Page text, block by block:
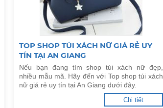
TOP SHOP TÚI XÁCH NỮ GIÁ RẺ UY
TÍN TẠI AN GIANG
Nếu bạn đang tìm shop túi xách nữ đẹp,
nhiều mẫu mã. Hãy đến với Top shop túi xách
nữ giá rẻ uy tín tại An Giang dưới đây.
Chi tiết